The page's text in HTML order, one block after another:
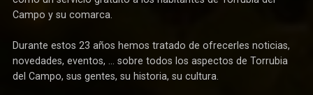
Campo y su comarca.
Durante estos 23 años hemos tratado de ofrecerles noticias,
novedades, eventos, ... sobre todos los aspectos de Torrubia
del Campo, sus gentes, su historia, su cultura.